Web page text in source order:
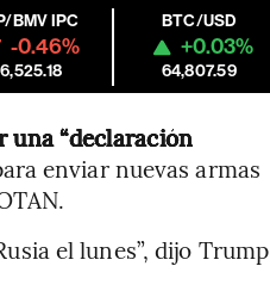
BMV IPC
-0.46%
BTC/USD
+0.03%
64,807.59
una “declaración
enviar nuevas armas
el lunes”, dijo Trump